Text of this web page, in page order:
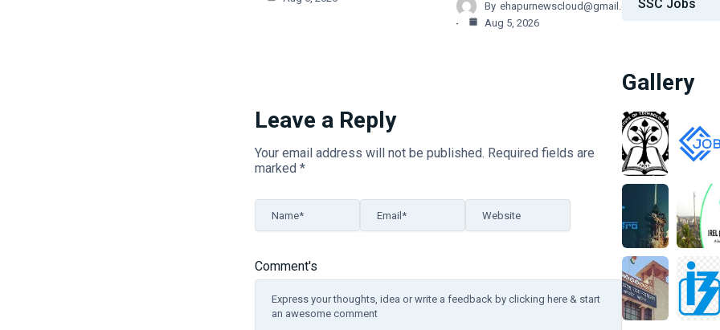
By ehapurnewscloud@gmail.com
Aug 5, 2026
Leave a Reply
Your email address will not be published. Required fields are
marked *
Comment's
Name* Email* Website
SSC Jobs
Gallery